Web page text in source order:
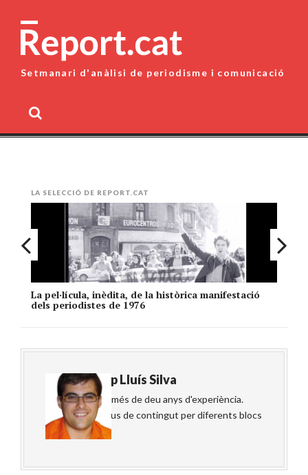
content
Setmanari d'anàlisi de periodisme i comunicació
LA SELECCIÓ DE REPORT.CAT
La pel·lícula, inèdita, de la històrica manifestació
dels periodistes de 1976
AboutJosep Lluís Silva
Periodista amb més de deu anys d'experiència.
Redacta tot tipus de contingut per diferents blocs
i mitjans online.